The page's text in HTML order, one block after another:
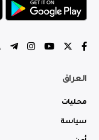
العراق
محليات
سياسة